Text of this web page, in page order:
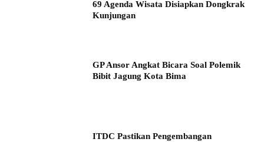
69 Agenda Wisata Disiapkan Dongkrak
Kunjungan
GP Ansor Angkat Bicara Soal Polemik
Bibit Jagung Kota Bima
ITDC Pastikan Pengembangan